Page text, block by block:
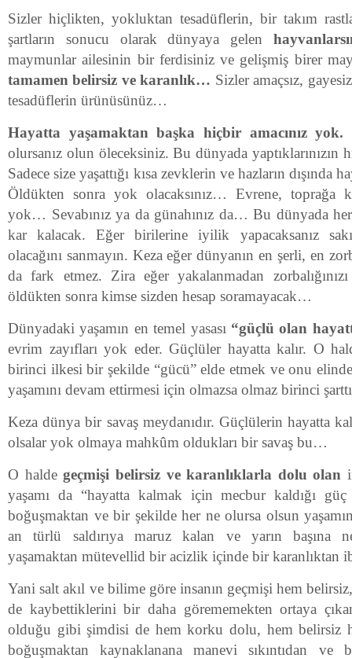
Sizler hiçlikten, yokluktan tesadüflerin, bir takım
şartların sonucu olarak dünyaya gelen
maymunlar ailesinin bir ferdisiniz ve gelişmiş birer
tamamen belirsiz ve karanlık… Sizler amaçsız,
tesadüflerin ürünüsünüz…
Hayatta yaşamaktan başka hiçbir amacınız yok.
olursanız olun öleceksiniz. Bu dünyada yaptıklarınızın
Sadece size yaşattığı kısa zevklerin ve hazların dışında
Öldükten sonra yok olacaksınız… Evrene, toprağa
yok… Sevabınız ya da günahınız da… Bu dünyada her
kar kalacak. Eğer birilerine iyilik yapacaksanız
olacağını sanmayın. Keza eğer dünyanın en şerli, en
da fark etmez. Zira eğer yakalanmadan
öldükten sonra kimse sizden hesap soramayacak…
Dünyadaki yaşamın en temel yasası “güçlü olan
evrim zayıfları yok eder. Güçlüler hayatta kalır. O
birinci ilkesi bir şekilde “gücü” elde etmek ve onu
yaşamını devam ettirmesi için olmazsa olmaz birinci
Keza dünya bir savaş meydanıdır. Güçlülerin hayatta
olsalar yok olmaya mahkûm oldukları bir savaş bu…
O haldegeçmişi belirsiz ve karanlıklarla dolu olan
yaşamı da “hayatta kalmak için mecbur kaldığı
boğuşmaktan ve bir şekilde her ne olursa olsun
an türlü saldırıya maruz kalan ve yarın başına
yaşamaktan mütevellid bir acizlik içinde bir karanlıktan
Yani salt akıl ve bilime göre insanın geçmişi hem
de kaybettiklerini bir daha görememekten ortaya
olduğu gibi şimdisi de hem korku dolu, hem belirsiz
boğuşmaktan kaynaklanana manevi sıkıntıdan ve